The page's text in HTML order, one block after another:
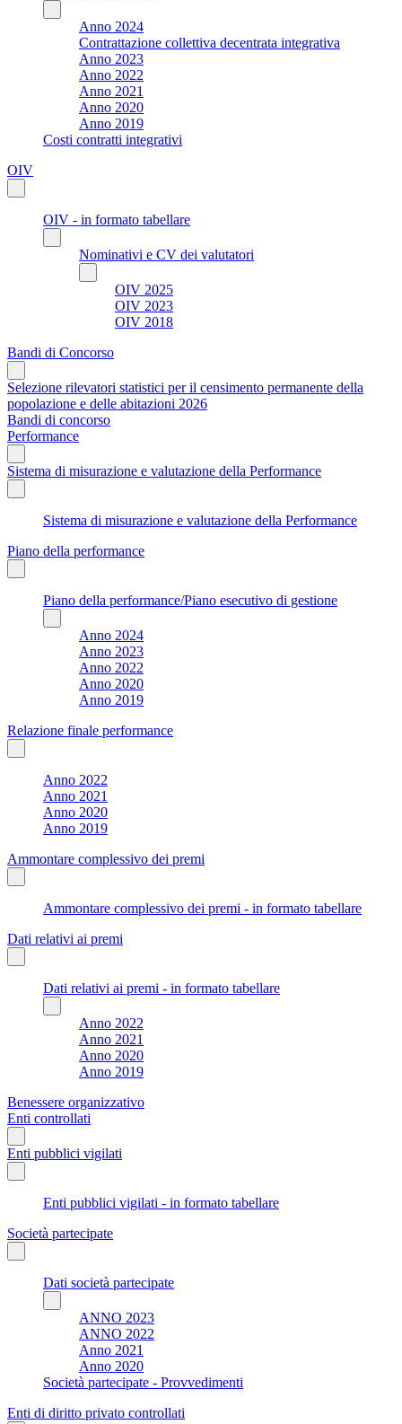
Anno 2024
Contrattazione collettiva decentrata integrativa
Anno 2023
Anno 2022
Anno 2021
Anno 2020
Anno 2019
Costi contratti integrativi
OIV
OIV - in formato tabellare
Nominativi e CV dei valutatori
OIV 2025
OIV 2023
OIV 2018
Bandi di Concorso
Selezione rilevatori statistici per il censimento permanente della
popolazione e delle abitazioni 2026
Bandi di concorso
Performance
Sistema di misurazione e valutazione della Performance
Sistema di misurazione e valutazione della Performance
Piano della performance
Piano della performance/Piano esecutivo di gestione
Anno 2024
Anno 2023
Anno 2022
Anno 2020
Anno 2019
Relazione finale performance
Anno 2022
Anno 2021
Anno 2020
Anno 2019
Ammontare complessivo dei premi
Ammontare complessivo dei premi - in formato tabellare
Dati relativi ai premi
Dati relativi ai premi - in formato tabellare
Anno 2022
Anno 2021
Anno 2020
Anno 2019
Benessere organizzativo
Enti controllati
Enti pubblici vigilati
Enti pubblici vigilati - in formato tabellare
Società partecipate
Dati società partecipate
ANNO 2023
ANNO 2022
Anno 2021
Anno 2020
Società partecipate - Provvedimenti
Enti di diritto privato controllati